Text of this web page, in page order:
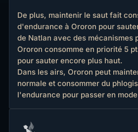
De plus, maintenir le saut fait
d'endurance à Ororon pour
de Natlan avec des mécanismes
Ororon consomme en priorité 5
pour sauter encore plus haut.
Dans les airs, Ororon peut
normale et consommer du
l'endurance pour passer en